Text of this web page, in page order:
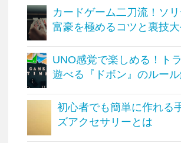
カードゲーム二刀流！ソ
富豪を極めるコツと裏技
UNO感覚で楽しめる！ト
遊べる『ドボン』のルー
初心者でも簡単に作れる
ズアクセサリーとは